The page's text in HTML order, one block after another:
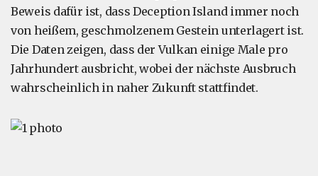
Beweis dafür ist, dass Deception Island immer noch
von heißem, geschmolzenem Gestein unterlagert ist.
Die Daten zeigen, dass der Vulkan einige Male pro
Jahrhundert ausbricht, wobei der nächste Ausbruch
wahrscheinlich in naher Zukunft stattfindet.